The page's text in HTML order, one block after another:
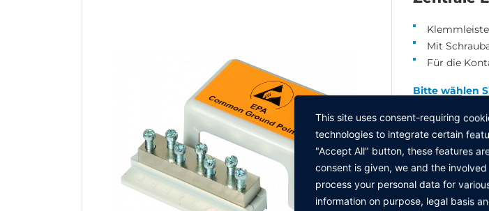
Mit
Für die
Bitte wählen
This site uses consent-requiring
technologies to integrate certain
"Accept All" button, these features
consent is given, we and the
process your personal data for
information on purpose, legal basis